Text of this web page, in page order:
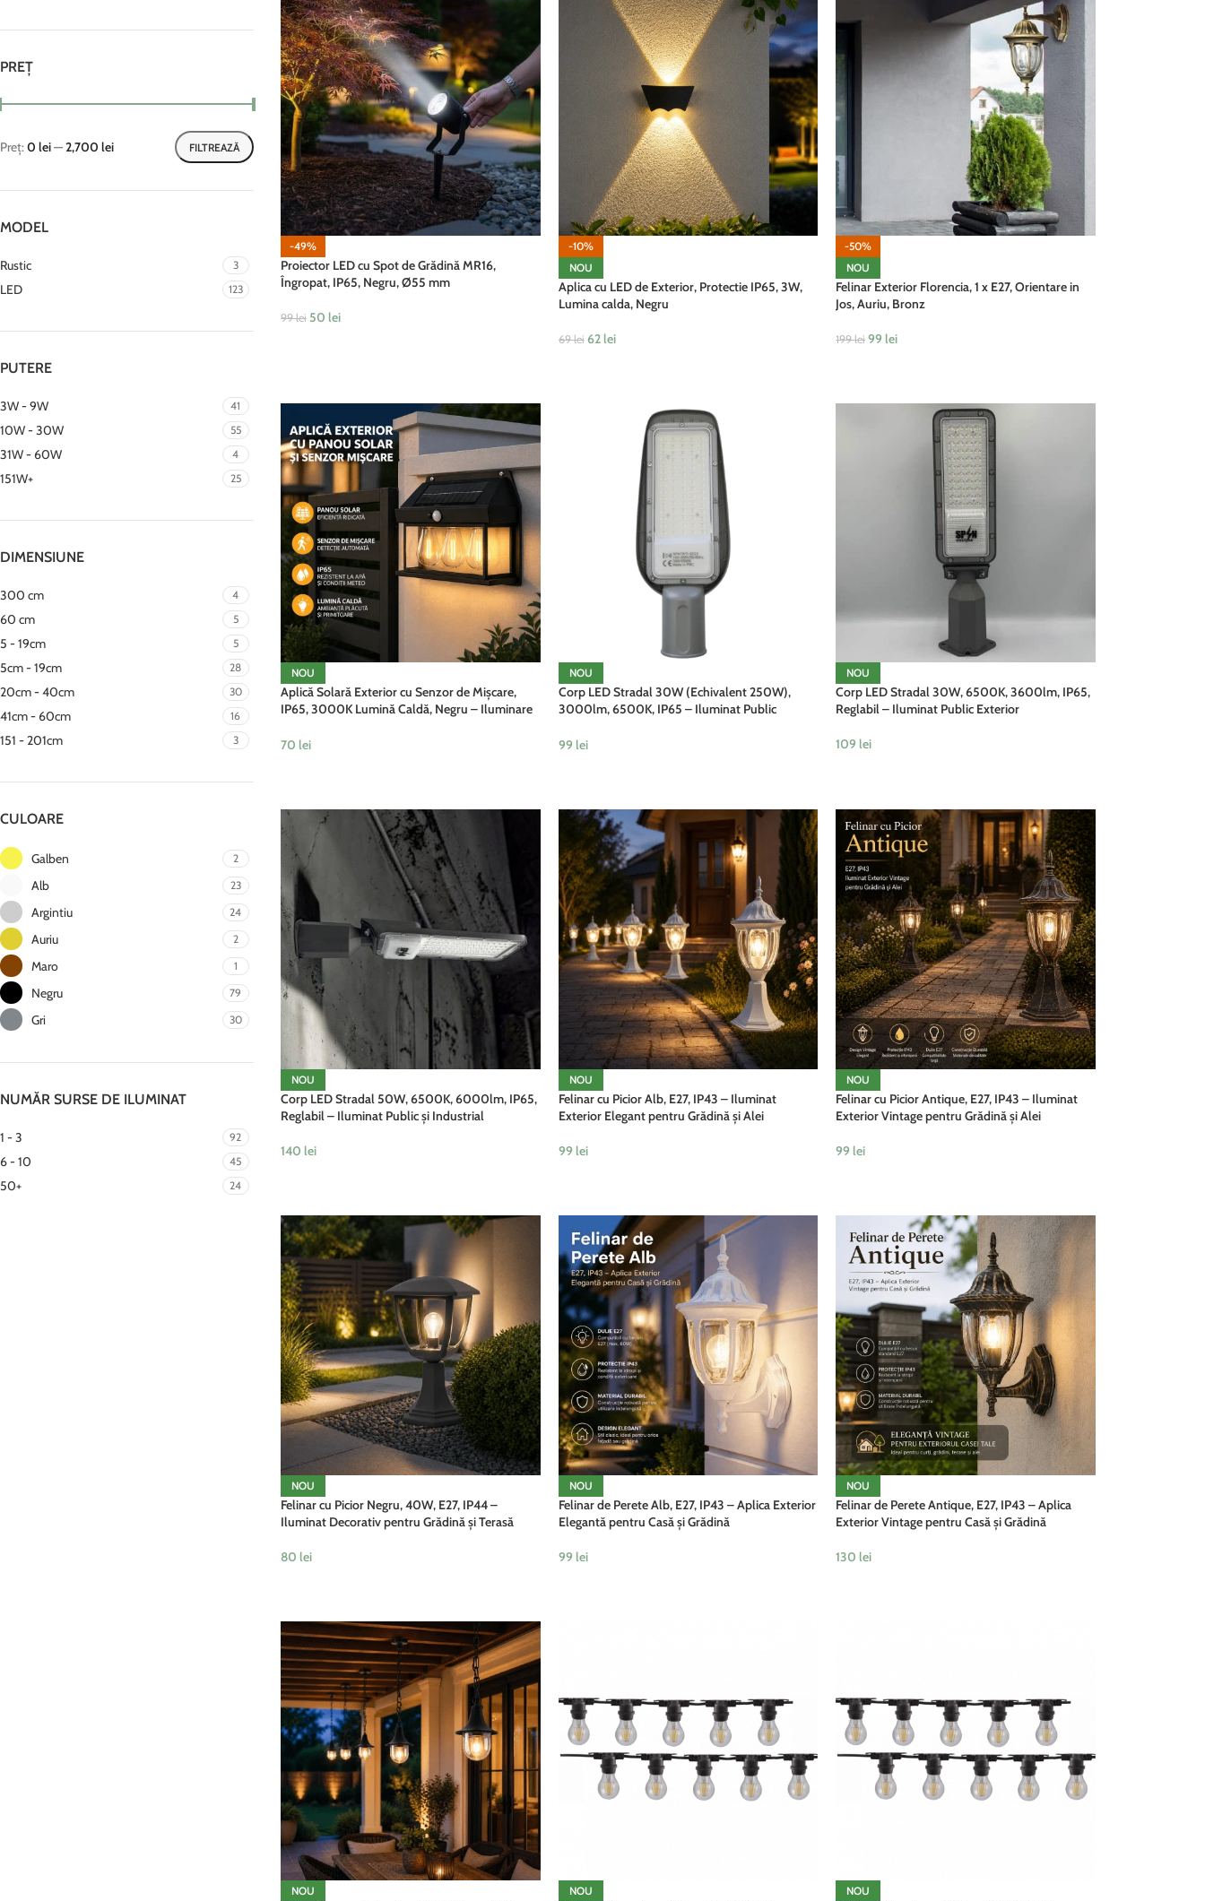
PREȚ
FILTREAZĂ
Preț:0 lei—2,700 lei
MODEL
Rustic 3
LED 123
PUTERE
3W - 9W 41
10W - 30W 55
31W - 60W 4
151W+ 25
DIMENSIUNE
300 cm 4
60 cm 5
5 - 19cm 5
5cm - 19cm 28
20cm - 40cm 30
41cm - 60cm 16
151 - 201cm 3
CULOARE
Galben 2
Alb 23
Argintiu 24
Auriu 2
Maro 1
Negru 79
Gri 30
NUMĂR SURSE DE ILUMINAT
1 - 3 92
6 - 10 45
50+ 24
-49%
Proiector LED cu Spot de Grădină MR16,
Îngropat, IP65, Negru, Ø55 mm
99lei 50 lei
-10%
NOU
Aplica cu LED de Exterior, Protectie IP65, 3W,
Lumina calda, Negru
69lei 62 lei
-50%
NOU
Felinar Exterior Florencia, 1 x E27, Orientare in
Jos, Auriu, Bronz
199lei 99 lei
NOU
Aplică Solară Exterior cu Senzor de Mișcare,
IP65, 3000K Lumină Caldă, Negru – Iluminare
70 lei
NOU
Corp LED Stradal 30W (Echivalent 250W),
3000lm, 6500K, IP65 – Iluminat Public
99 lei
NOU
Corp LED Stradal 30W, 6500K, 3600lm, IP65,
Reglabil – Iluminat Public Exterior
109 lei
NOU
Corp LED Stradal 50W, 6500K, 6000lm, IP65,
Reglabil – Iluminat Public și Industrial
140 lei
NOU
Felinar cu Picior Alb, E27, IP43 – Iluminat
Exterior Elegant pentru Grădină și Alei
99 lei
NOU
Felinar cu Picior Antique, E27, IP43 – Iluminat
Exterior Vintage pentru Grădină și Alei
99 lei
NOU
Felinar cu Picior Negru, 40W, E27, IP44 –
Iluminat Decorativ pentru Grădină și Terasă
80 lei
NOU
Felinar de Perete Alb, E27, IP43 – Aplica Exterior
Elegantă pentru Casă și Grădină
99 lei
NOU
Felinar de Perete Antique, E27, IP43 – Aplica
Exterior Vintage pentru Casă și Grădină
130 lei
NOU NOU NOU